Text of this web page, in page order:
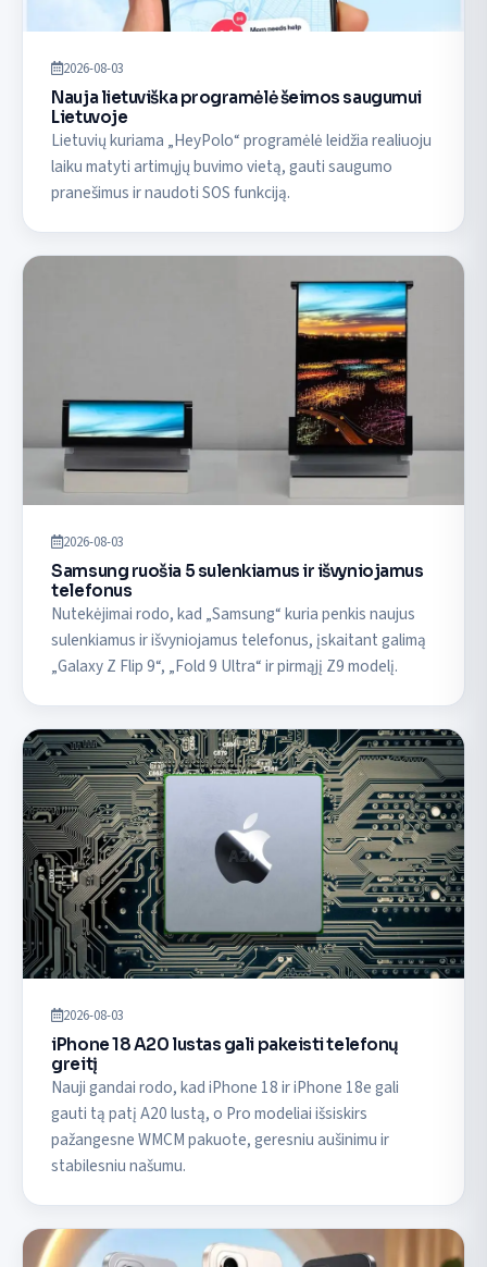
2026-08-03
Nauja lietuviška programėlė šeimos saugumui
Lietuvoje
Lietuvių kuriama „HeyPolo“ programėlė leidžia realiuoju
laiku matyti artimųjų buvimo vietą, gauti saugumo
pranešimus ir naudoti SOS funkciją.
2026-08-03
Samsung ruošia 5 sulenkiamus ir išvyniojamus
telefonus
Nutekėjimai rodo, kad „Samsung“ kuria penkis naujus
sulenkiamus ir išvyniojamus telefonus, įskaitant galimą
„Galaxy Z Flip 9“, „Fold 9 Ultra“ ir pirmąjį Z9 modelį.
2026-08-03
iPhone 18 A20 lustas gali pakeisti telefonų
greitį
Nauji gandai rodo, kad iPhone 18 ir iPhone 18e gali
gauti tą patį A20 lustą, o Pro modeliai išsiskirs
pažangesne WMCM pakuote, geresniu aušinimu ir
stabilesniu našumu.